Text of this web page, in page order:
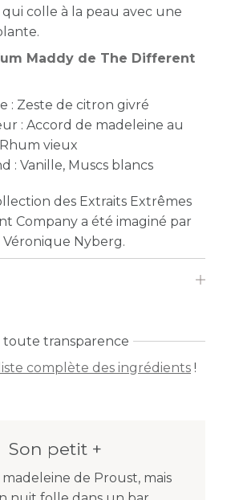
colle à la peau avec une
Maddy de The Different
: Zeste de citron givré
: Accord de madeleine au
vieux
: Vanille, Muscs blancs
des Extraits Extrêmes
Company a été imaginé par
Nyberg.
toute transparence
complète des ingrédients !
Son petit +
madeleine de Proust, mais